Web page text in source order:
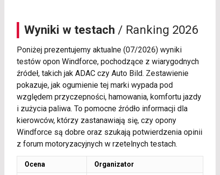
Wyniki w testach / Ranking 2026
Poniżej prezentujemy aktualne (07/2026) wyniki
testów opon Windforce, pochodzące z wiarygodnych
źródeł, takich jak ADAC czy Auto Bild. Zestawienie
pokazuje, jak ogumienie tej marki wypada pod
względem przyczepności, hamowania, komfortu jazdy
i zużycia paliwa. To pomocne źródło informacji dla
kierowców, którzy zastanawiają się, czy opony
Windforce są dobre oraz szukają potwierdzenia opinii
z forum motoryzacyjnych w rzetelnych testach.
Ocena Organizator